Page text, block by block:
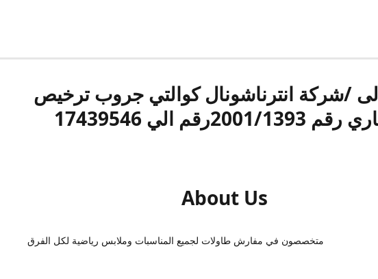
/شركة انترناشونال كوالتي جروب ترخيص
2001/1393رقم الي 17439546
About Us
متخصصون في مفارش طاولات لجميع المناسبات وملابس رياضية لكل الفرق